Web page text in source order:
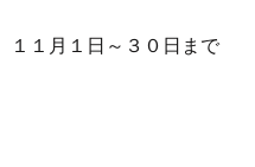
１１月１日～３０日まで